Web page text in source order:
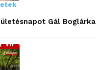
Gál Boglárka